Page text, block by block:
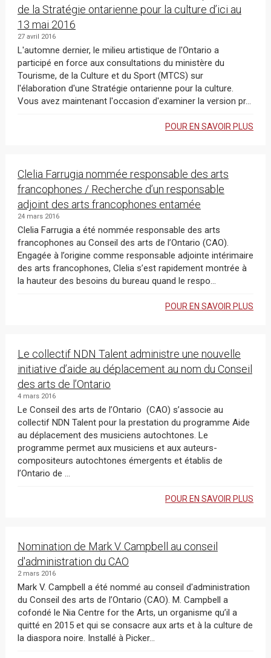
de la Stratégie ontarienne pour la culture d’ici au
13 mai 2016
27 avril 2016
L'automne dernier, le milieu artistique de l'Ontario a
participé en force aux consultations du ministère du
Tourisme, de la Culture et du Sport (MTCS) sur
l'élaboration d'une Stratégie ontarienne pour la culture.
Vous avez maintenant l'occasion d'examiner la version pr...
POUR EN SAVOIR PLUS
Clelia Farrugia nommée responsable des arts
francophones / Recherche d’un responsable
adjoint des arts francophones entamée
24 mars 2016
Clelia Farrugia a été nommée responsable des arts
francophones au Conseil des arts de l’Ontario (CAO).
Engagée à l’origine comme responsable adjointe intérimaire
des arts francophones, Clelia s’est rapidement montrée à
la hauteur des besoins du bureau quand le respo...
POUR EN SAVOIR PLUS
Le collectif NDN Talent administre une nouvelle
initiative d’aide au déplacement au nom du Conseil
des arts de l’Ontario
4 mars 2016
Le Conseil des arts de l’Ontario (CAO) s’associe au
collectif NDN Talent pour la prestation du programme Aide
au déplacement des musiciens autochtones. Le
programme permet aux musiciens et aux auteurs-
compositeurs autochtones émergents et établis de
l’Ontario de ...
POUR EN SAVOIR PLUS
Nomination de Mark V. Campbell au conseil
d'administration du CAO
2 mars 2016
Mark V. Campbell a été nommé au conseil d'administration
du Conseil des arts de l’Ontario (CAO). M. Campbell a
cofondé le Nia Centre for the Arts, un organisme qu’il a
quitté en 2015 et qui se consacre aux arts et à la culture de
la diaspora noire. Installé à Picker...